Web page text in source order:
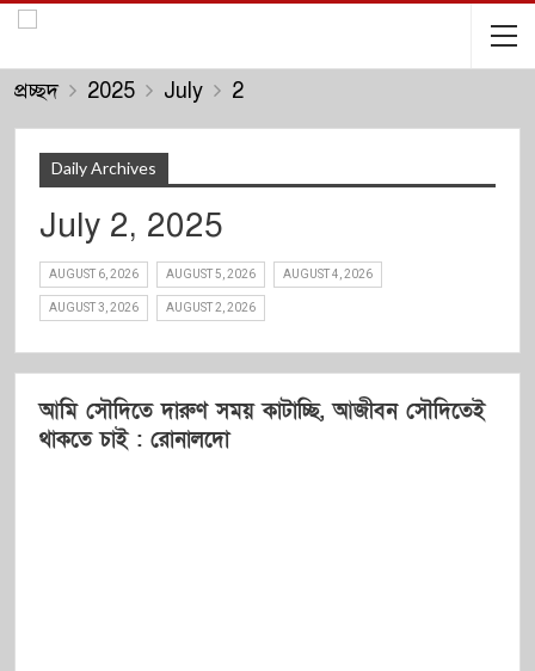
প্রচ্ছদ 2025 July 2
Daily Archives
July 2, 2025
AUGUST 6, 2026 AUGUST 5, 2026 AUGUST 4, 2026
AUGUST 3, 2026 AUGUST 2, 2026
আমি সৌদিতে দারুণ সময় কাটাচ্ছি, আজীবন সৌদিতেই
থাকতে চাই : রোনালদো